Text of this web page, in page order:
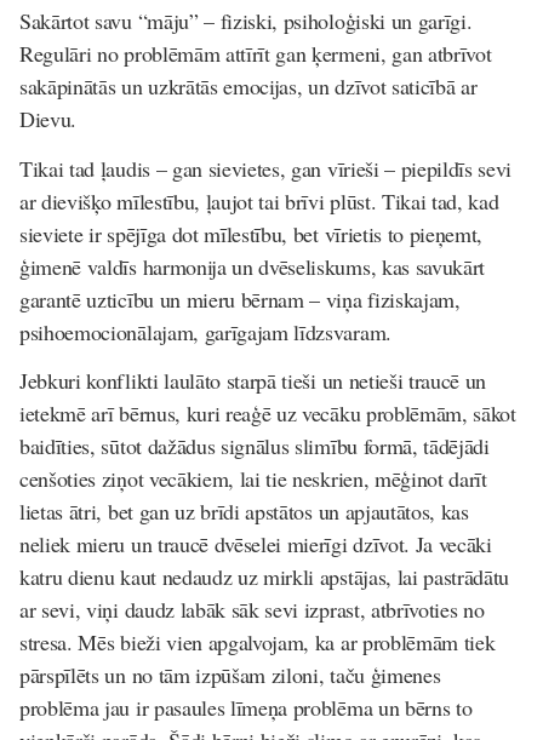
Sakārtot savu “māju” – fiziski, psiholoģiski un garīgi.
Regulāri no problēmām attīrīt gan ķermeni, gan atbrīvot
sakāpinātās un uzkrātās emocijas, un dzīvot saticībā ar
Dievu.
Tikai tad ļaudis – gan sievietes, gan vīrieši – piepildīs sevi
ar dievišķo mīlestību, ļaujot tai brīvi plūst. Tikai tad, kad
sieviete ir spējīga dot mīlestību, bet vīrietis to pieņemt,
ģimenē valdīs harmonija un dvēseliskums, kas savukārt
garantē uzticību un mieru bērnam – viņa fiziskajam,
psihoemocionālajam, garīgajam līdzsvaram.
Jebkuri konflikti laulāto starpā tieši un netieši traucē un
ietekmē arī bērnus, kuri reaģē uz vecāku problēmām, sākot
baidīties, sūtot dažādus signālus slimību formā, tādējādi
cenšoties ziņot vecākiem, lai tie neskrien, mēģinot darīt
lietas ātri, bet gan uz brīdi apstātos un apjautātos, kas
neliek mieru un traucē dvēselei mierīgi dzīvot. Ja vecāki
katru dienu kaut nedaudz uz mirkli apstājas, lai pastrādātu
ar sevi, viņi daudz labāk sāk sevi izprast, atbrīvoties no
stresa. Mēs bieži vien apgalvojam, ka ar problēmām tiek
pārspīlēts un no tām izpūšam ziloni, taču ģimenes
problēma jau ir pasaules līmeņa problēma un bērns to